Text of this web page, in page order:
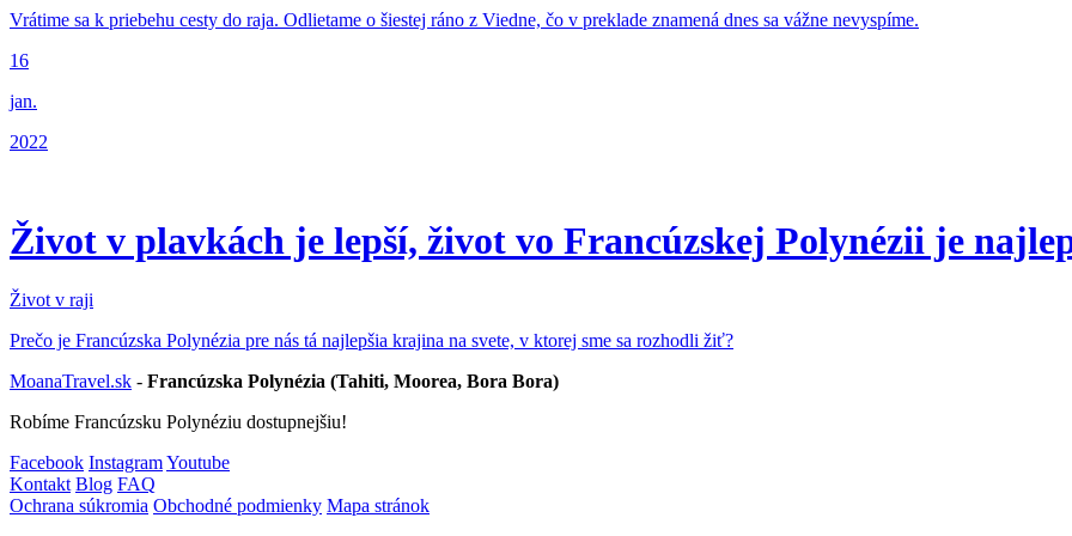
Vrátime sa k priebehu cesty do raja. Odlietame o šiestej ráno z Viedne, čo v preklade znamená dnes sa vážne nevyspíme.
16
jan.
2022
Život v plavkách je lepší, život vo Francúzskej Polynézii je
Život v raji
Prečo je Francúzska Polynézia pre nás tá najlepšia krajina na svete, v ktorej sme sa rozhodli žiť?
MoanaTravel.sk - Francúzska Polynézia (Tahiti, Moorea, Bora Bora)
Robíme Francúzsku Polynéziu dostupnejšiu!
Facebook InstagramYoutube
Kontakt Blog FAQ
Ochrana súkromia Obchodné podmienky Mapa stránok